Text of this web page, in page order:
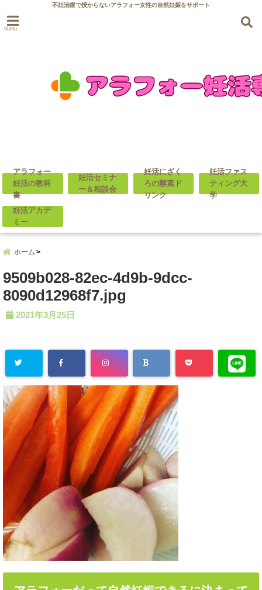
不妊治療で授からないアラフォー女性の自然妊娠をサポート
menu
アラフォー
妊活の教科
書
妊活セミナ
ー＆相談会
妊活にざく
ろの酵素ド
リンク
妊活ファス
ティング大
学
妊活アカデ
ミー
ホーム
9509b028-82ec-4d9b-9dcc-
8090d12968f7.jpg
2021年3月25日